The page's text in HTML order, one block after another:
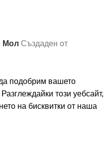
Мол Създаден от
подобрим вашето
този уебсайт,
на бисквитки от наша